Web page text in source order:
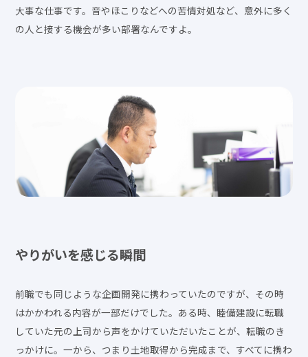
大事な仕事です。音やほこりなどへの苦情対処など、意外に多く
の人と接する機会が多い部署なんですよ。
やりがいを感じる瞬間
前職でも同じような企画開発に携わっていたのですが、その時
はかかわれる内容が一部だけでした。ある時、睦備建設に転職
していた元の上司から声をかけていただいたことが、転職のき
っかけに。一から、つまり土地取得から完成まで、すべてに携わ